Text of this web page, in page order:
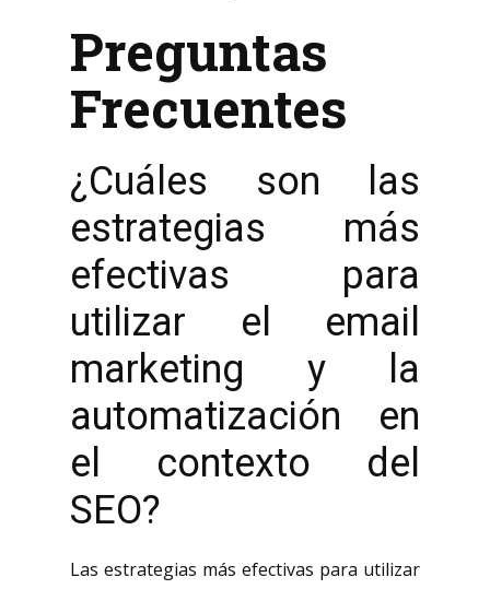
Preguntas
Frecuentes
¿Cuáles son las
estrategias más
efectivas para
utilizar el email
marketing y la
automatización en
el contexto del
SEO?
Las estrategias más efectivas para utilizar